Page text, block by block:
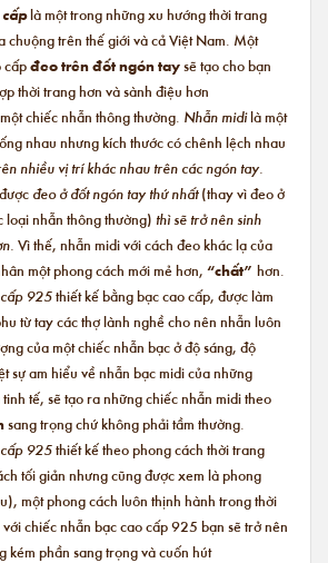
là một trong những xu hướng thời trang
chuộng trên thế giới và cả Việt Nam. Một
cấpđeo trên đốt ngón taysẽ tạo cho bạn
thời trang hơn và sành điệu hơn
chiếc nhẫn thông thường. Nhẫn midilà một
nhau nhưng kích thước có chênh lệch nhau
nhiều vị trí khác nhau trên các ngón tay.
đeo ở đốt ngón tay thứ nhất(thay vì đeo ở
loại nhẫn thông thường) thì sẽ trở nên sinh
Vì thế, nhẫn midi với cách đeo khác lạ của
một phong cách mới mẻ hơn, “chất” hơn.
925thiết kế bằng bạc cao cấp, được làm
từ tay các thợ lành nghề cho nên nhẫn luôn
của một chiếc nhẫn bạc ở độ sáng, độ
sự am hiểu về nhẫn bạc midi của những
tế, sẽ tạo ra những chiếc nhẫn midi theo
sang trọng chứ không phải tầm thường.
925thiết kế theo phong cách thời trang
tối giản nhưng cũng được xem là phong
một phong cách luôn thịnh hành trong thời
chiếc nhẫn bạc cao cấp 925 bạn sẽ trở nên
kém phần sang trọng và cuốn hút